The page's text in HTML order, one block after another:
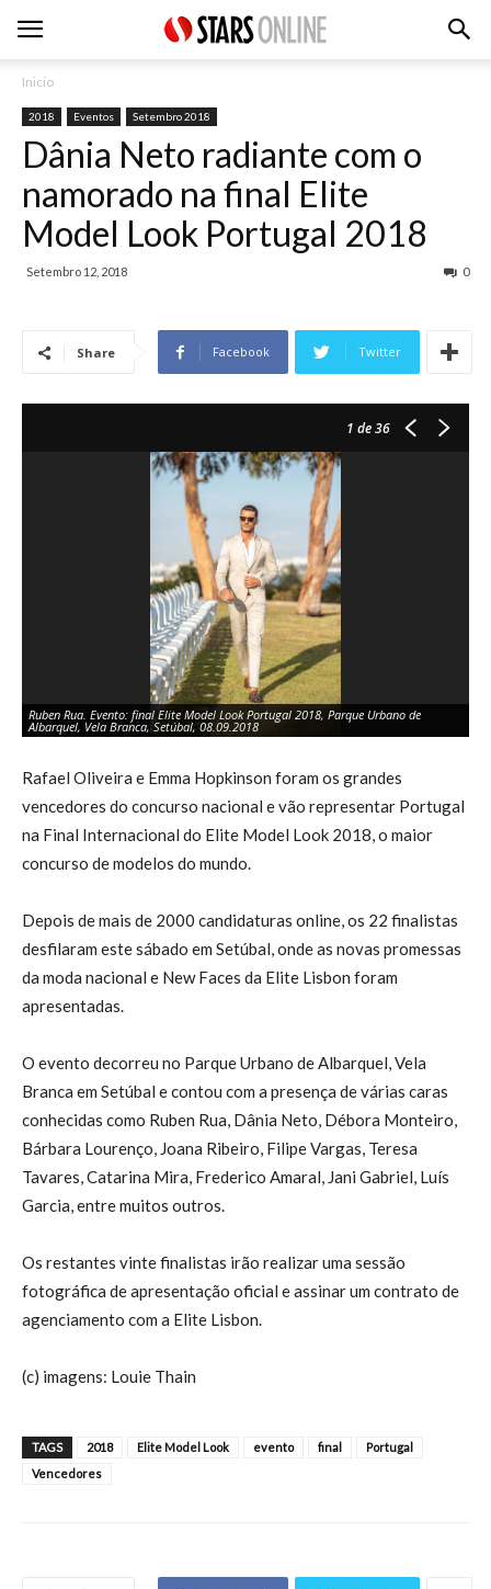
Inicio
2018 Eventos Setembro 2018
Dânia Neto radiante com o
namorado na final Elite
Model Look Portugal 2018
Setembro 12, 2018 0
Share Facebook Twitter
1 de 36
Ruben Rua. Evento: final Elite Model Look Portugal 2018, Parque Urbano de
Albarquel, Vela Branca, Setúbal, 08.09.2018
Rafael Oliveira e Emma Hopkinson foram os grandes
vencedores do concurso nacional e vão representar Portugal
na Final Internacional do Elite Model Look 2018, o maior
concurso de modelos do mundo.
Depois de mais de 2000 candidaturas online, os 22 finalistas
desfilaram este sábado em Setúbal, onde as novas promessas
da moda nacional e New Faces da Elite Lisbon foram
apresentadas.
O evento decorreu no Parque Urbano de Albarquel, Vela
Branca em Setúbal e contou com a presença de várias caras
conhecidas como Ruben Rua, Dânia Neto, Débora Monteiro,
Bárbara Lourenço, Joana Ribeiro, Filipe Vargas, Teresa
Tavares, Catarina Mira, Frederico Amaral, Jani Gabriel, Luís
Garcia, entre muitos outros.
Os restantes vinte finalistas irão realizar uma sessão
fotográfica de apresentação oficial e assinar um contrato de
agenciamento com a Elite Lisbon.
(c) imagens: Louie Thain
TAGS 2018 Elite Model Look evento final
Portugal
Vencedores